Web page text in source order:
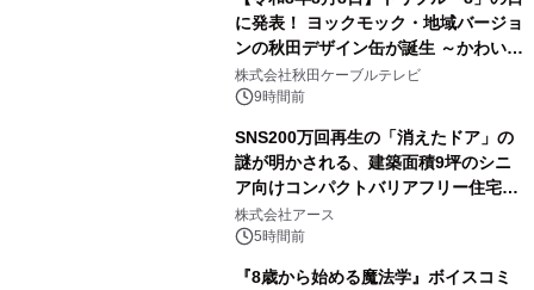
に発表！ ヨックモック・地域バージョ
ンの秋田デザイン缶が誕生 ～かわいい
秋田犬の子犬と秋田の四季と名所を巡
るパッケージ～ 9月1日(火)秋田県内で
株式会社秋田ケーブルテレビ
9時間前
SNS200万回再生の「消えたドア」の
謎が明かされる、建築面積9坪のシニ
ア向けコンパクトバリアフリー住宅が
誕生
株式会社アース
5時間前
『8歳から始める魔法学』ボイスコミ